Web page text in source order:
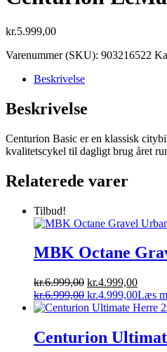
kr.5.999,00
Varenummer (SKU): 903216522
Beskrivelse
Beskrivelse
Centurion Basic er en klassisk
kvalitetscykel til dagligt brug året
Relaterede varer
Tilbud!
MBK Octane
kr.6.999,00 Den
oprindelige
pris
kr.6.999,00.
kr.4.999,00Den
pris
kr.6.999,00 Den
oprindelige
var:
kr.6.999,00.
kr.4.999,00Den
er:
Læs
Centurion